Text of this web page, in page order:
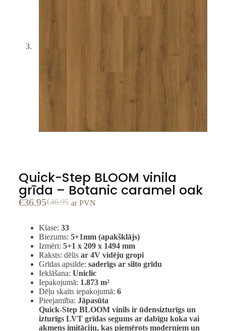
Quick-Step BLOOM vinila
grīda – Botanic caramel oak
€46.95
€36.95 ar PVN
Klase: 33
Biezums: 5+1mm (apakšklājs)
Izmēri: 5+1 x 209 x 1494 mm
Raksts: dēlis ar 4V vidēju gropi
Grīdas apsilde: saderīgs ar silto grīdu
Ieklāšana: Uniclic
Iepakojumā: 1.873 m²
Dēļu skaits iepakojumā: 6
Pieejamība: Jāpasūta
Quick-Step BLOOM vinils ir ūdensizturīgs un
izturīgs LVT grīdas segums ar dabīgu koka vai
akmens imitāciju, kas piemērots moderniem un